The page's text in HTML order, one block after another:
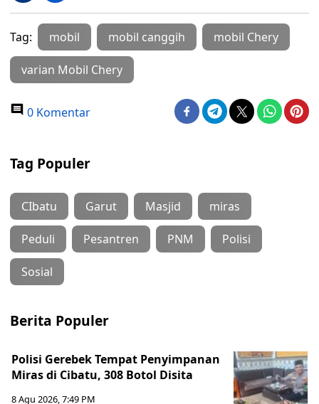
Tag: mobil mobil canggih mobil Chery
varian Mobil Chery
0 Komentar
Tag Populer
CIbatu Garut Masjid miras
Peduli Pesantren PNM Polisi
Sosial
Berita Populer
Polisi Gerebek Tempat Penyimpanan
Miras di Cibatu, 308 Botol Disita
8 Agu 2026, 7:49 PM